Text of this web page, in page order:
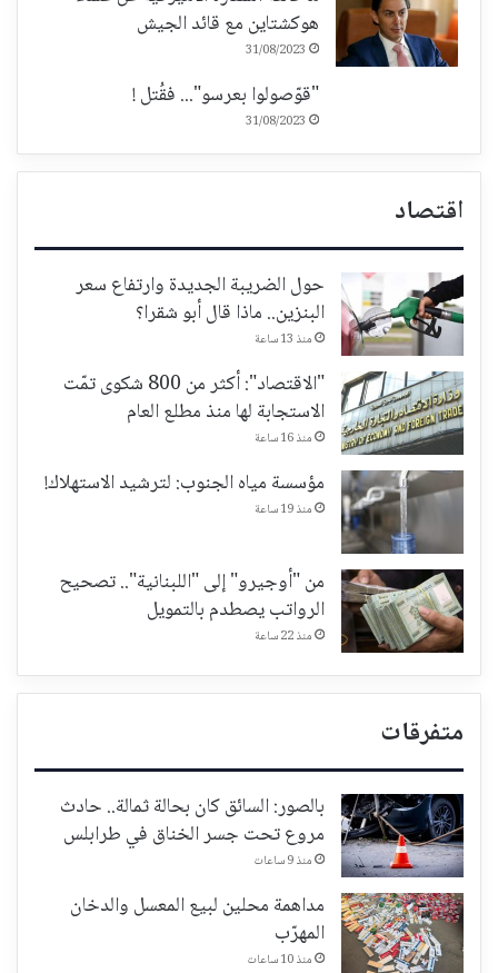
هوكشتاين مع قائد الجيش
31/08/2023
"قوّصولوا بعرسو"... فقُتل !
31/08/2023
اقتصاد
حول الضريبة الجديدة وارتفاع سعر
البنزين.. ماذا قال أبو شقرا؟
منذ 13 ساعة
"الاقتصاد": أكثر من 800 شكوى تمّت
الاستجابة لها منذ مطلع العام
منذ 16 ساعة
مؤسسة مياه الجنوب: لترشيد الاستهلاك!
منذ 19 ساعة
من "أوجيرو" إلى "اللبنانية".. تصحيح
الرواتب يصطدم بالتمويل
منذ 22 ساعة
متفرقات
بالصور: السائق كان بحالة ثمالة.. حادث
مروع تحت جسر الخناق في طرابلس
منذ 9 ساعات
مداهمة محلين لبيع المعسل والدخان
المهرّب
منذ 10 ساعات